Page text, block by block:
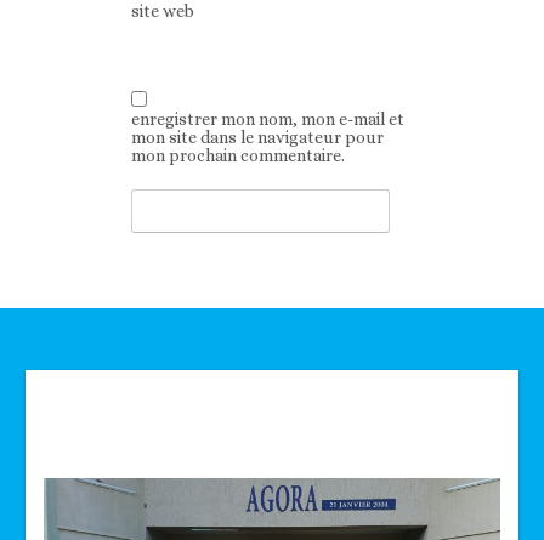
site web
enregistrer mon nom, mon e-mail et
mon site dans le navigateur pour
mon prochain commentaire.